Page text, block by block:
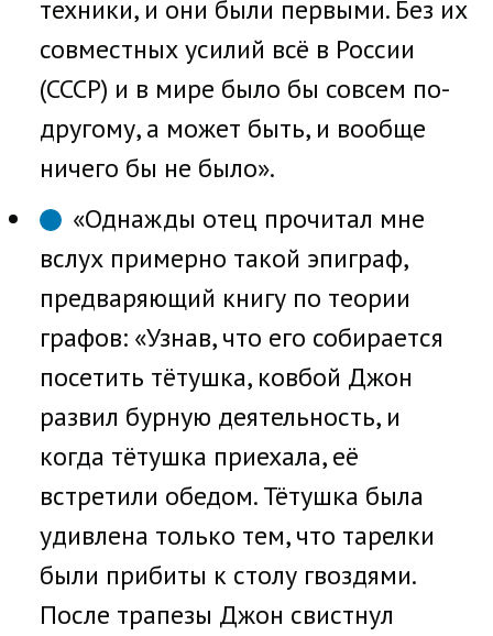
техники, и они были первыми. Без их
совместных усилий всё в России
(СССР) и в мире было бы совсем по-
другому, а может быть, и вообще
ничего бы не было».
«Однажды отец прочитал мне
вслух примерно такой эпиграф,
предваряющий книгу по теории
графов: «Узнав, что его собирается
посетить тётушка, ковбой Джон
развил бурную деятельность, и
когда тётушка приехала, её
встретили обедом. Тётушка была
удивлена только тем, что тарелки
были прибиты к столу гвоздями.
После трапезы Джон свистнул